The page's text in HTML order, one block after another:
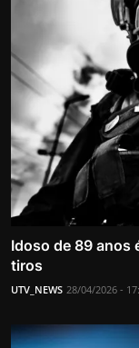
Idoso de 89 anos
tiros
UTV_NEWS 28/04/2026 -